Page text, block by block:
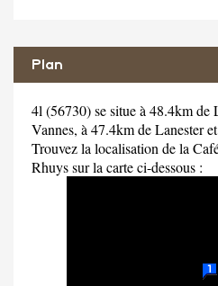
Plan
4l (56730) se situe à 48.4km de
Vannes, à 47.4km de Lanester
Trouvez la localisation de la
Rhuys sur la carte ci-dessous :